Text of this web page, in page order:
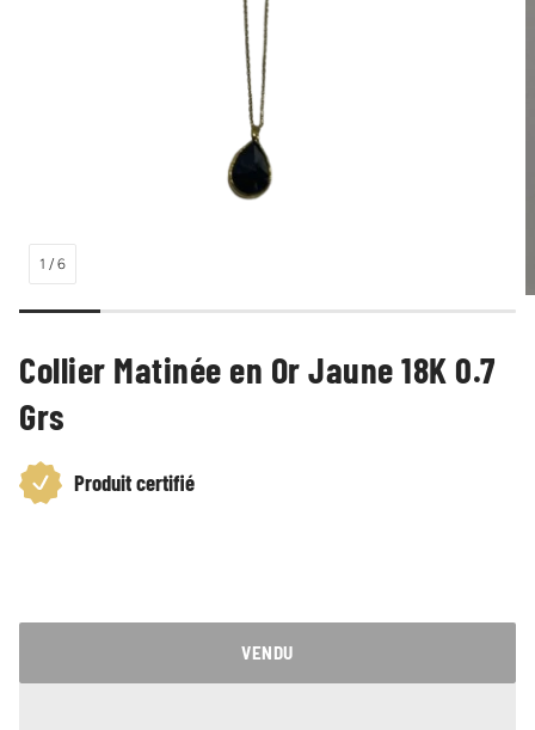
1 /6
Collier Matinée en Or Jaune 18K 0.7
Grs
Produit certifié
VENDU